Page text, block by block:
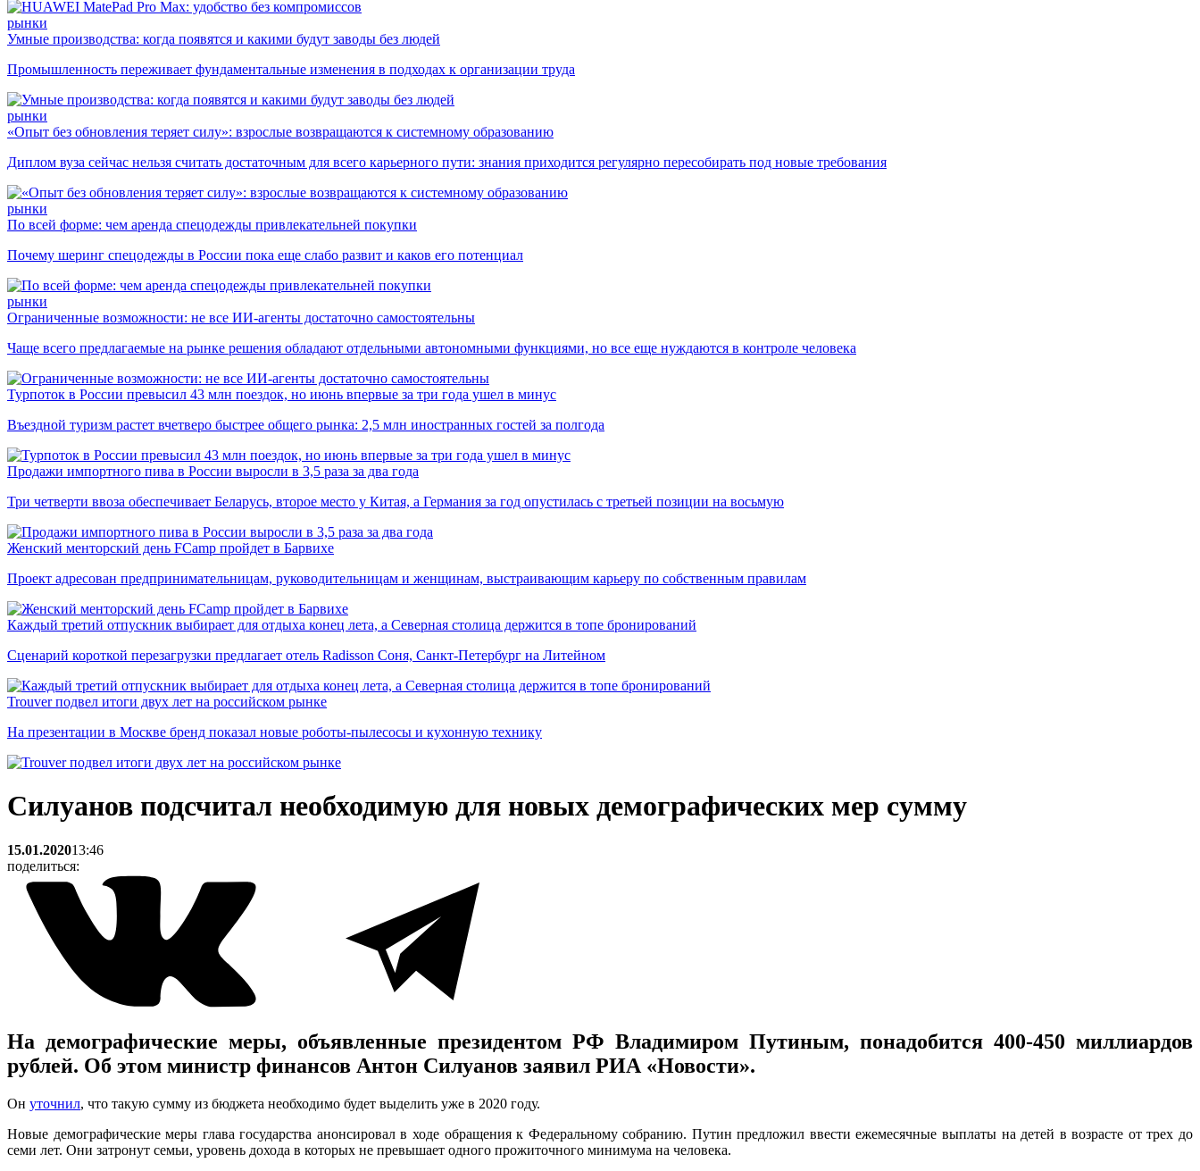
рынки
Умные производства: когда появятся и какими будут заводы без людей
Промышленность переживает фундаментальные изменения в подходах к организации труда
рынки
«Опыт без обновления теряет силу»: взрослые возвращаются к системному образованию
Диплом вуза сейчас нельзя считать достаточным для всего карьерного пути: знания приходится регулярно пересобирать под новые требования
рынки
По всей форме: чем аренда спецодежды привлекательней покупки
Почему шеринг спецодежды в России пока еще слабо развит и каков его потенциал
рынки
Ограниченные возможности: не все ИИ-агенты достаточно самостоятельны
Чаще всего предлагаемые на рынке решения обладают отдельными автономными функциями, но все еще нуждаются в контроле человека
Турпоток в России превысил 43 млн поездок, но июнь впервые за три года ушел в минус
Въездной туризм растет вчетверо быстрее общего рынка: 2,5 млн иностранных гостей за полгода
Продажи импортного пива в России выросли в 3,5 раза за два года
Три четверти ввоза обеспечивает Беларусь, второе место у Китая, а Германия за год опустилась с третьей позиции на восьмую
Женский менторский день FCamp пройдет в Барвихе
Проект адресован предпринимательницам, руководительницам и женщинам, выстраивающим карьеру по собственным правилам
Каждый третий отпускник выбирает для отдыха конец лета, а Северная столица держится в топе бронирований
Сценарий короткой перезагрузки предлагает отель Radisson Соня, Санкт-Петербург на Литейном
Trouver подвел итоги двух лет на российском рынке
На презентации в Москве бренд показал новые роботы-пылесосы и кухонную технику
Силуанов подсчитал необходимую для новых демографических мер сумму
15.01.202013:46
поделиться:
На демографические меры, объявленные президентом РФ Владимиром Путиным, понадобится 400-450 миллиардов
рублей. Об этом министр финансов Антон Силуанов заявил РИА «Новости».
Он уточнил, что такую сумму из бюджета необходимо будет выделить уже в 2020 году.
Новые демографические меры глава государства анонсировал в ходе обращения к Федеральному собранию. Путин предложил ввести ежемесячные выплаты на детей в возрасте от трех до
семи лет. Они затронут семьи, уровень дохода в которых не превышает одного прожиточного минимума на человека.